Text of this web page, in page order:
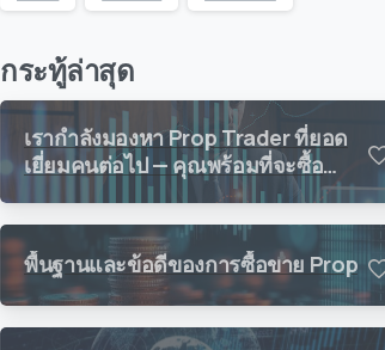
กระทู้ล่าสุด
เรากำลังมองหา Prop Trader ที่ยอด
เยี่ยมคนต่อไป — คุณพร้อมที่จะซื้อ
ขายกับ Vision Quant แล้วหรือยัง?
พื้นฐานและข้อดีของการซื้อขาย Prop